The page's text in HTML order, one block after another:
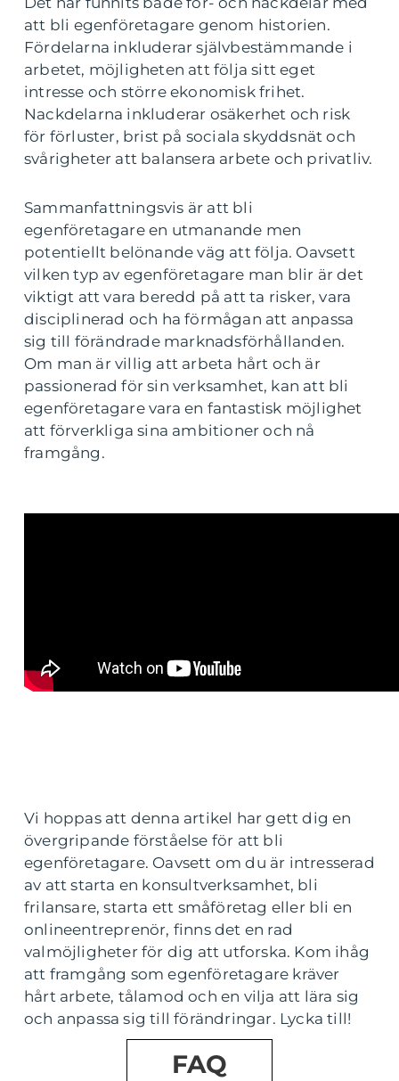
att bli egenföretagare genom historien.
Fördelarna inkluderar självbestämmande i
arbetet, möjligheten att följa sitt eget
intresse och större ekonomisk frihet.
Nackdelarna inkluderar osäkerhet och risk
för förluster, brist på sociala skyddsnät och
svårigheter att balansera arbete och privatliv.
Sammanfattningsvis är att bli
egenföretagare en utmanande men
potentiellt belönande väg att följa. Oavsett
vilken typ av egenföretagare man blir är det
viktigt att vara beredd på att ta risker, vara
disciplinerad och ha förmågan att anpassa
sig till förändrade marknadsförhållanden.
Om man är villig att arbeta hårt och är
passionerad för sin verksamhet, kan att bli
egenföretagare vara en fantastisk möjlighet
att förverkliga sina ambitioner och nå
framgång.
Vi hoppas att denna artikel har gett dig en
övergripande förståelse för att bli
egenföretagare. Oavsett om du är intresserad
av att starta en konsultverksamhet, bli
frilansare, starta ett småföretag eller bli en
onlineentreprenör, finns det en rad
valmöjligheter för dig att utforska. Kom ihåg
att framgång som egenföretagare kräver
hårt arbete, tålamod och en vilja att lära sig
och anpassa sig till förändringar. Lycka till!
FAQ